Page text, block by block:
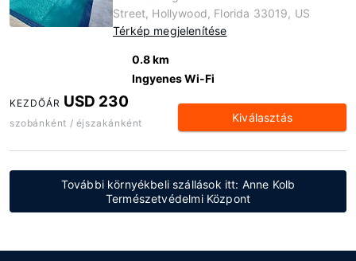
Street, Hollywood, Florida 33019, US
Térkép megjelenítése
0.8 km
Ingyenes Wi-Fi
KEZDŐÁR USD 230
szobánként / éjszakánként Kiválasztás
További környékbeli szállások itt: Anne Kolb
Természetvédelmi Központ